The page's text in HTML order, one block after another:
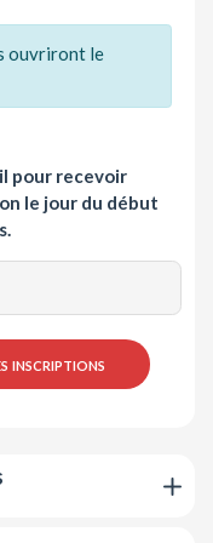
ouvriront le
pour recevoir
le jour du début
inscriptions